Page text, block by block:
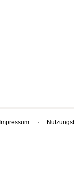
Impressum ·